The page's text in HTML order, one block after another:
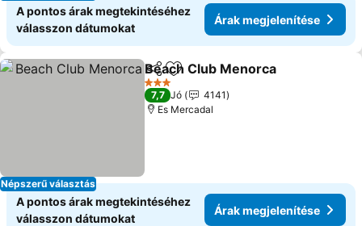
A pontos árak megtekintéséhez
válasszon dátumokat
Árak megjelenítése
Népszerű választás
Megosztás
Hozzáadás a kedvencekhez
Beach Club Menorca
3 Kategória
7,7 Jó
4141
Es Mercadal
A pontos árak megtekintéséhez
válasszon dátumokat
Árak megjelenítése